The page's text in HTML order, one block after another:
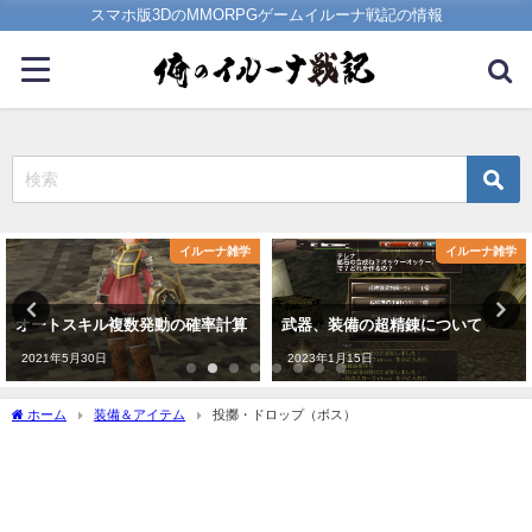
スマホ版3DのMMORPGゲームイルーナ戦記の情報
イルーナ雑学
オートスキル複数発動の確率計算
2021年5月30日
イルーナ雑学
武器、装備の超精錬について
2023年1月15日
ホーム 装備＆アイテム 投擲・ドロップ（ボス）